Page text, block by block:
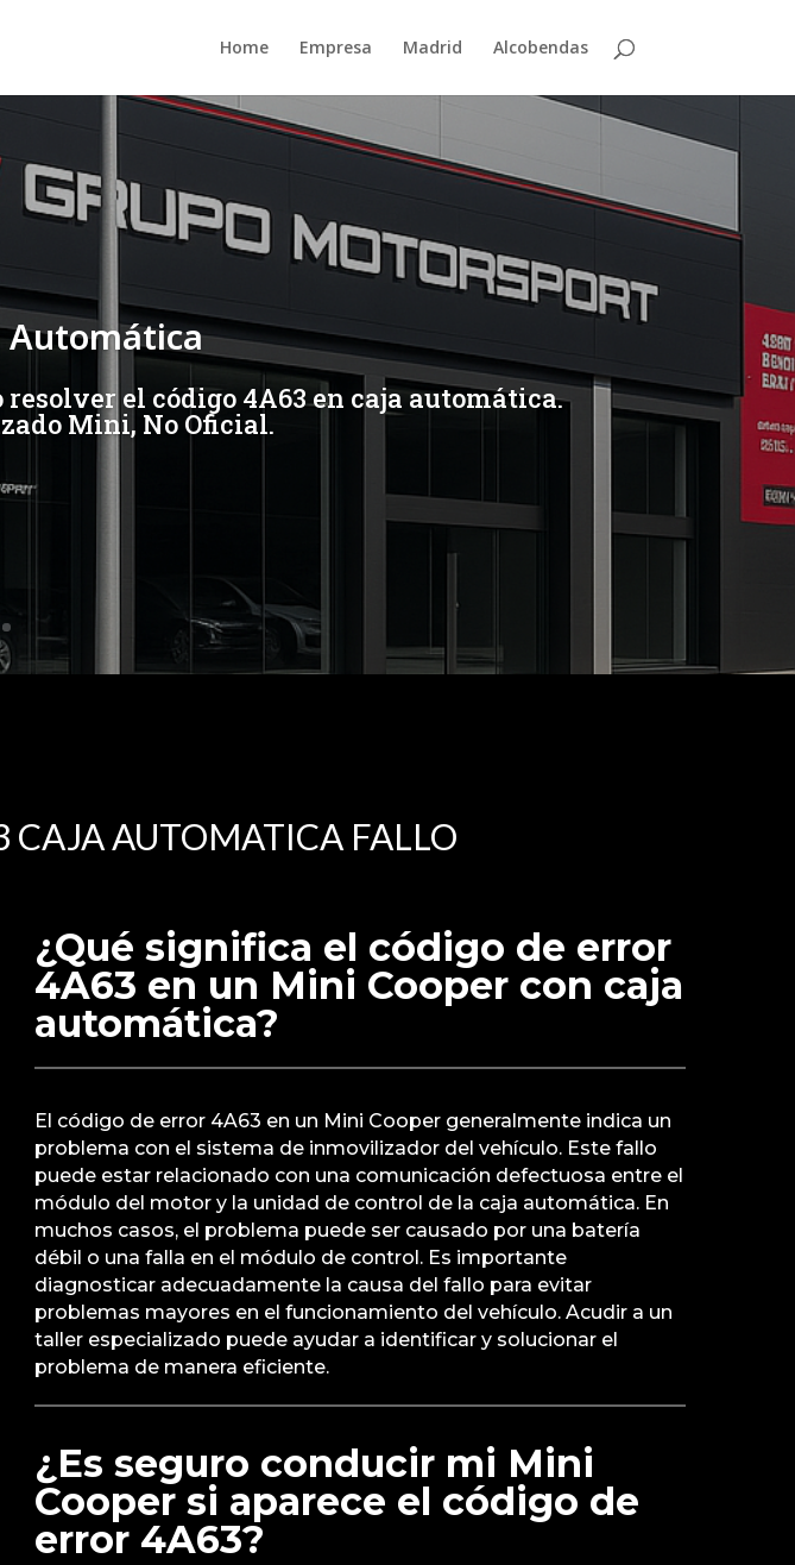
Home Empresa Madrid Alcobendas
Automática
resolver el código 4A63 en caja automática.
Mini, No Oficial.
AUTOMATICA FALLO
¿Qué significa el código de error
4A63 en un Mini Cooper con caja
automática?
El código de error 4A63 en un Mini Cooper generalmente indica un
problema con el sistema de inmovilizador del vehículo. Este fallo
puede estar relacionado con una comunicación defectuosa entre el
módulo del motor y la unidad de control de la caja automática. En
muchos casos, el problema puede ser causado por una batería
débil o una falla en el módulo de control. Es importante
diagnosticar adecuadamente la causa del fallo para evitar
problemas mayores en el funcionamiento del vehículo. Acudir a un
taller especializado puede ayudar a identificar y solucionar el
problema de manera eficiente.
¿Es seguro conducir mi Mini
Cooper si aparece el código de
error 4A63?